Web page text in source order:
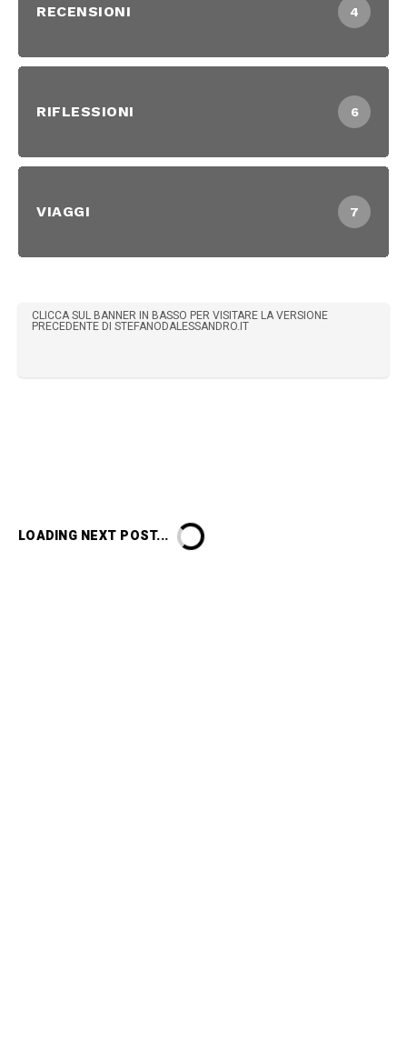
RECENSIONI 4
RIFLESSIONI 6
VIAGGI 7
CLICCA SUL BANNER IN BASSO PER VISITARE LA VERSIONE
PRECEDENTE DI STEFANODALESSANDRO.IT
LOADING NEXT POST...